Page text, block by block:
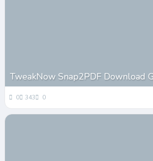
TweakNow Snap2PDF Download
0 343 0